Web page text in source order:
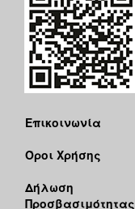
Επικοινωνία
Όροι Χρήσης
Δήλωση
Προσβασιμότητας